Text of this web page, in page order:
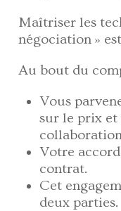
Maîtriser les
négociation »
Au bout du
Vous
sur le prix et
Votre
contrat.
Cet
deux parties.